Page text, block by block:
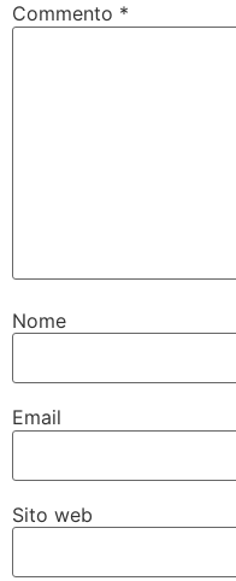
Commento *
Nome
Email
Sito web